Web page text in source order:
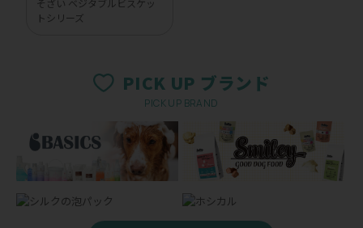
トシリーズ
PICK UP ブランド
PICK UP BRAND